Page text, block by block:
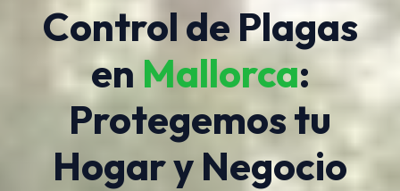
Control de Plagas
en Mallorca:
Protegemos tu
Hogar y Negocio